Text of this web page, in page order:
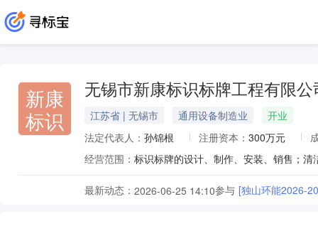
新康
标识
无锡市新康标识标牌工程有限公
江苏省 | 无锡市 通用设备制造业
开业
法定代表人： 孙锦根 注册资本： 300万元
经营范围：
最新动态： 2026-06-25 14:10参与 [独山环能2026-